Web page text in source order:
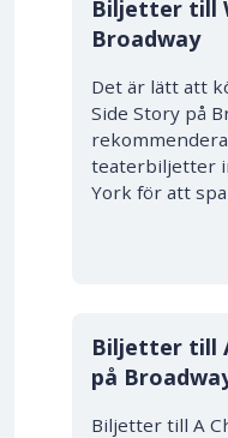
Biljetter till
Broadway
Det är lätt att
Side Story på
teaterbiljetter
York för att
Biljetter till
på
Biljetter till A